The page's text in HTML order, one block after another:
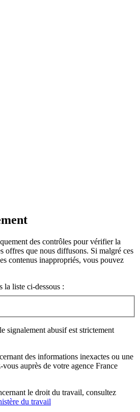
des contrôles pour vérifier la
offres que nous diffusons. Si malgré ces
contenus inappropriés, vous pouvez
la liste ci-dessous :
signalement abusif est strictement
des informations inexactes ou une
vous auprès de votre agence France
le droit du travail, consultez
du travail